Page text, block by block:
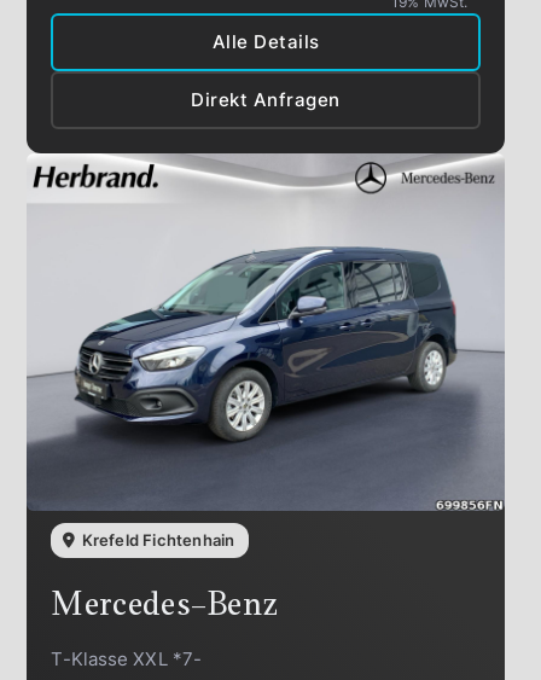
Alle Details
Direkt Anfragen
Krefeld Fichtenhain
Mercedes-Benz
T-Klasse XXL *7-